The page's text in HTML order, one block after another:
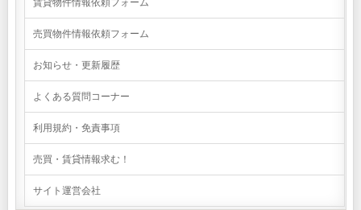
賃貸物件情報依頼フォーム
売買物件情報依頼フォーム
お知らせ・更新履歴
よくある質問コーナー
利用規約・免責事項
売買・賃貸情報求む！
サイト運営会社